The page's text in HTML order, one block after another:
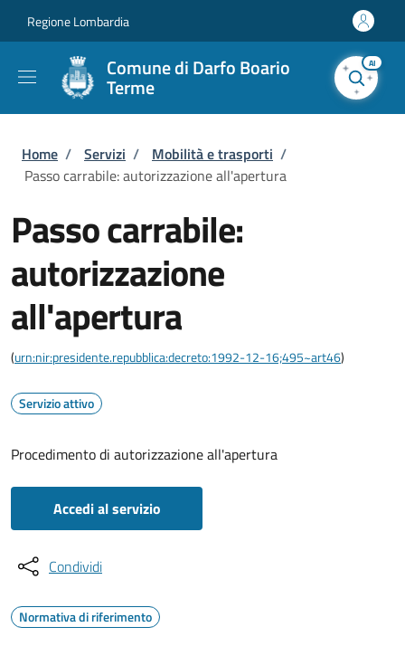
Regione Lombardia
Comune di Darfo Boario
Terme
AI
Briciole di pane
Home / Servizi / Mobilità e trasporti /
Passo carrabile: autorizzazione all'apertura
Passo carrabile:
autorizzazione
all'apertura
(urn:nir:presidente.repubblica:decreto:1992-12-16;495~art46)
Servizio attivo
Procedimento di autorizzazione all'apertura
Accedi al servizio
Condividi
Normativa di riferimento